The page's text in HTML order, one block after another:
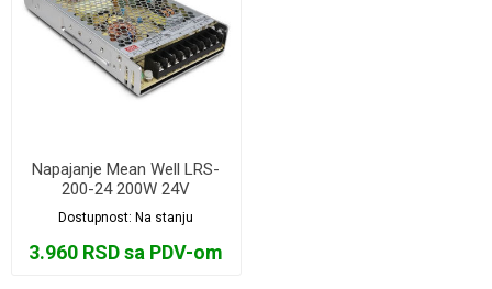
Napajanje Mean Well LRS-
200-24 200W 24V
Dostupnost: Na stanju
3.960 RSD sa PDV-om